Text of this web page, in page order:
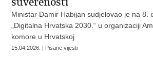
Ministar Damir Habijan sudjelovao je na 8.
„Digitalna Hrvatska 2030.“ u organizaciji
komore u Hrvatskoj
15.04.2026. | Pisane vijesti